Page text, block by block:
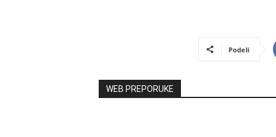
Podeli
WEB PREPORUKE